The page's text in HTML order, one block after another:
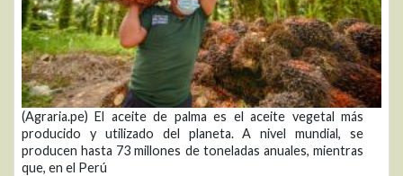
(Agraria.pe) El aceite de palma es el aceite vegetal más
producido y utilizado del planeta. A nivel mundial, se
producen hasta 73 millones de toneladas anuales, mientras
que, en el Perú